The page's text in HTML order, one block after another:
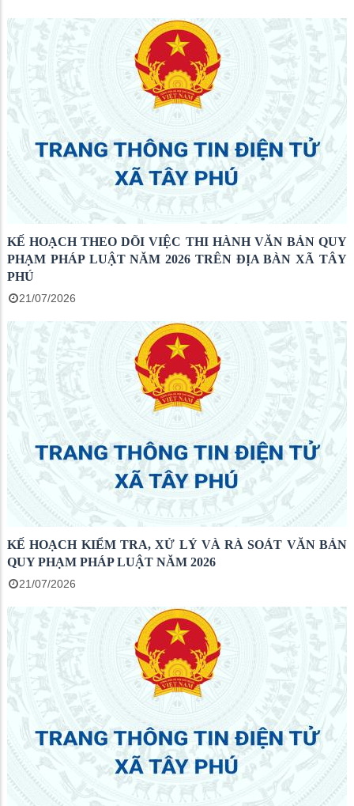
KẾ HOẠCH THEO DÕI VIỆC THI HÀNH VĂN BẢN QUY
PHẠM PHÁP LUẬT NĂM 2026 TRÊN ĐỊA BÀN XÃ TÂY
PHÚ
21/07/2026
KẾ HOẠCH KIỂM TRA, XỬ LÝ VÀ RÀ SOÁT VĂN BẢN
QUY PHẠM PHÁP LUẬT NĂM 2026
21/07/2026